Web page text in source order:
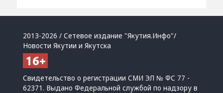
2013-2026 / Сетевое издание "Якутия.Инфо"/
Новости Якутии и Якутска
Свидетельство о регистрации СМИ ЭЛ № ФС 77 -
62371. Выдано Федеральной службой по надзору в